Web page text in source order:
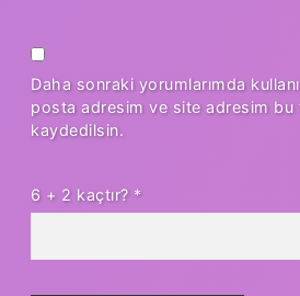
Daha sonraki yorumlarımda
posta adresim ve site adresim bu
kaydedilsin.
6 + 2 kaçtır? *